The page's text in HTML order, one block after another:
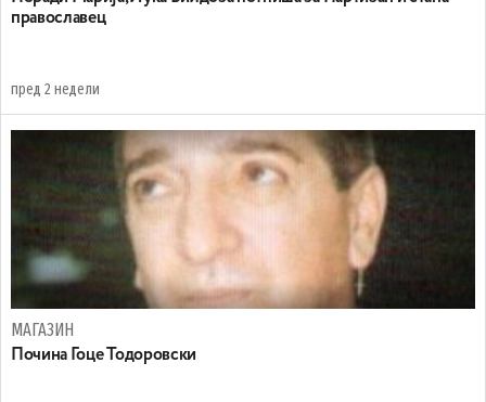
православец
пред 2 недели
МАГАЗИН
Почина Гоце Тодоровски